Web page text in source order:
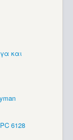
και
6128